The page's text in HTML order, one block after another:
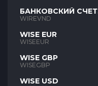
БАНКОВСКИЙ СЧЕТ
VND
WIREVND
WISE EUR
WISEEUR
WISE GBP
WISEGBP
WISE USD